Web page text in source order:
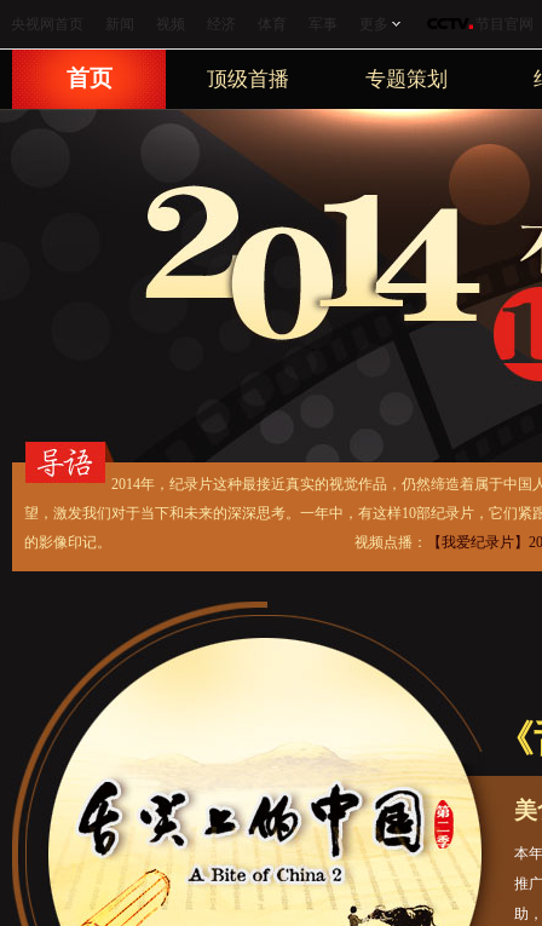
央视网首页 新闻 视频 经济 体育 军事 更多 节目官网
首页 顶级首播 专题策划
2014年，纪录片这种最接近真实的视觉作品，仍然缔造着属于中国人的
望，激发我们对于当下和未来的深深思考。一年中，有这样10部纪录片，它们
的影像印记。 视频点播：
【我爱纪录片】
本
推
助